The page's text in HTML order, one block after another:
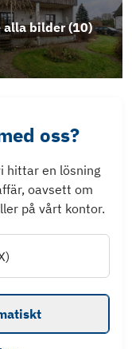
alla bilder (10)
oss?
hittar en lösning
oavsett om
på vårt kontor.